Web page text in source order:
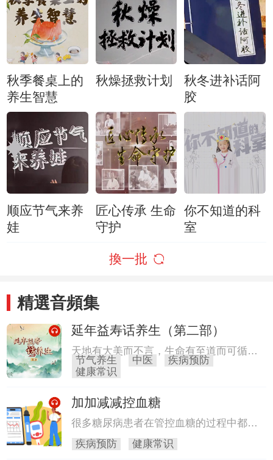
秋季餐桌上的
养生智慧
秋燥拯救计划
秋冬进补话阿
胶
顺应节气来养
娃
匠心传承 生命
守护
你不知道的科
室
換一批
精選音頻集
延年益寿话养生（第二部）
天地有大美而不言，生命有至道而可循，
在古老的养生智慧中，生命活力的核心在
于三个要素：精、气、神，这三者又被称
为“三宝”。这流转于脏腑、充盈于周身的
精、气、神，是生命存续的根基，更是延
年益寿的密钥。
节气养生 中医
疾病预防
健康常识
加加减减控血糖
很多糖尿病患者在管控血糖的过程中都会
遇到很多这样那样的问题，比如饭后容易
胃胀、腿脚冰凉、餐后血糖不易控制等
疾病预防 健康常识